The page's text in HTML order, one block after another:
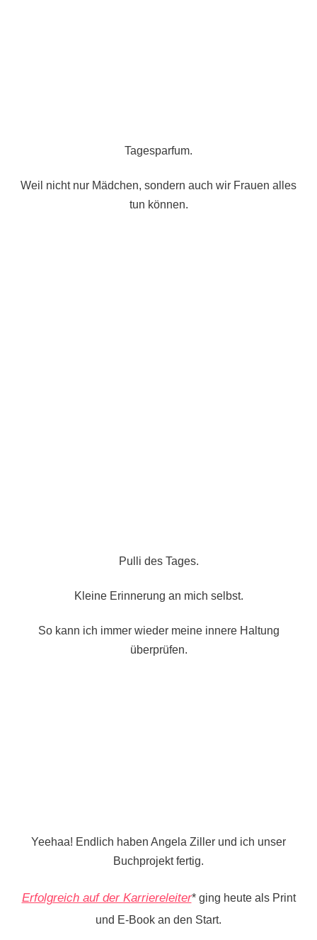
Tagesparfum.
Weil nicht nur Mädchen, sondern auch wir Frauen alles
tun können.
Pulli des Tages.
Kleine Erinnerung an mich selbst.
So kann ich immer wieder meine innere Haltung
überprüfen.
Yeehaa! Endlich haben Angela Ziller und ich unser
Buchprojekt fertig.
Erfolgreich auf der Karriereleiter* ging heute als Print
und E-Book an den Start.